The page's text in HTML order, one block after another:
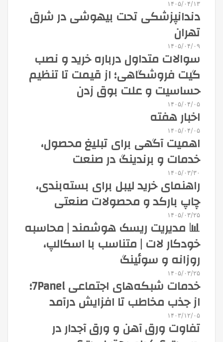
۱۴۰۵/۰۴/۱۳
دندانپزشکی تحت بیهوشی در شرق
تهران
۱۴۰۵/۰۴/۰۹
سوالات متداول درباره خرید و نصب
گیت فروشگاهی؛ از قیمت تا تنظیم
حساسیت و علت بوق زدن
۱۴۰۵/۰۴/۰۵
اخبار هفته
۱۴۰۵/۰۴/۰۵
اهمیت آگهی برای تبلیغ محصول،
خدمات و برندینگ در صنعت
۱۴۰۵/۰۳/۳۰
راهنمای خرید لیبل برای بسته‌بندی،
چاپ بارکد و محصولات صنعتی
۱۴۰۵/۰۳/۲۵
📊 مدیریت ریسک هوشمند | محاسبه
خودکار لات | متناسب با اسکالپ،
روزانه و سوئینگ
۱۴۰۵/۰۳/۲۵
خدمات شبکه‌های اجتماعی 7Panel؛
از جذب مخاطب تا افزایش درآمد
۱۴۰۳/۱۲/۰۵
تفاوت ورق آهن و ورق آجدار در